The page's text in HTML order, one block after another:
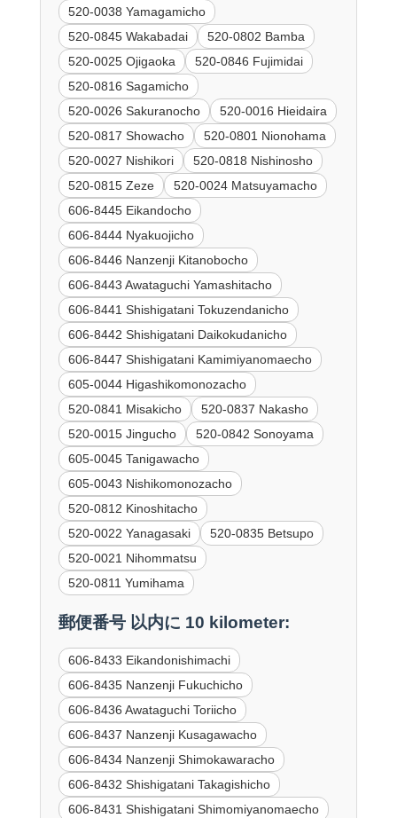
520-0038 Yamagamicho
520-0845 Wakabadai
520-0802 Bamba
520-0025 Ojigaoka
520-0846 Fujimidai
520-0816 Sagamicho
520-0026 Sakuranocho
520-0016 Hieidaira
520-0817 Showacho
520-0801 Nionohama
520-0027 Nishikori
520-0818 Nishinosho
520-0815 Zeze
520-0024 Matsuyamacho
606-8445 Eikandocho
606-8444 Nyakuojicho
606-8446 Nanzenji Kitanobocho
606-8443 Awataguchi Yamashitacho
606-8441 Shishigatani Tokuzendanicho
606-8442 Shishigatani Daikokudanicho
606-8447 Shishigatani Kamimiyanomaecho
605-0044 Higashikomonozacho
520-0841 Misakicho
520-0837 Nakasho
520-0015 Jingucho
520-0842 Sonoyama
605-0045 Tanigawacho
605-0043 Nishikomonozacho
520-0812 Kinoshitacho
520-0022 Yanagasaki
520-0835 Betsupo
520-0021 Nihommatsu
520-0811 Yumihama
郵便番号 以内に 10 kilometer:
606-8433 Eikandonishimachi
606-8435 Nanzenji Fukuchicho
606-8436 Awataguchi Toriicho
606-8437 Nanzenji Kusagawacho
606-8434 Nanzenji Shimokawaracho
606-8432 Shishigatani Takagishicho
606-8431 Shishigatani Shimomiyanomaecho